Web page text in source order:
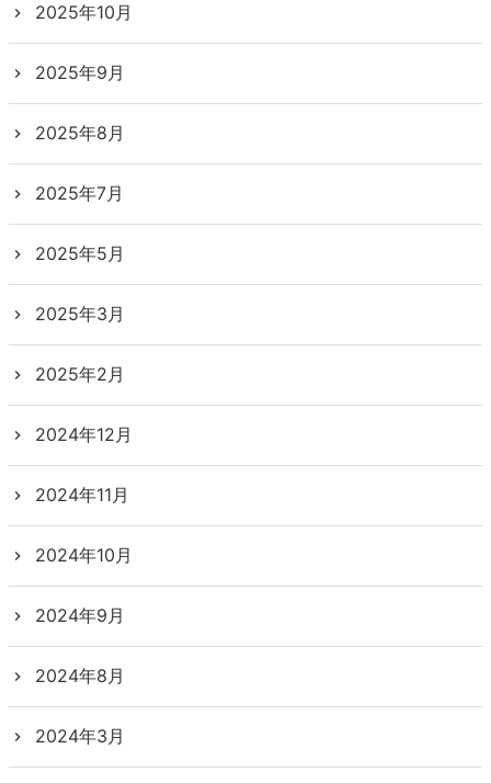
2025年10月
2025年9月
2025年8月
2025年7月
2025年5月
2025年3月
2025年2月
2024年12月
2024年11月
2024年10月
2024年9月
2024年8月
2024年3月